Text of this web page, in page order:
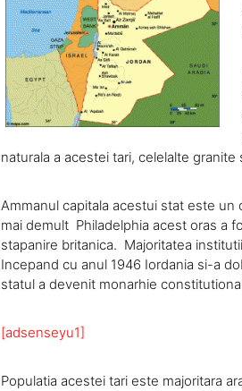
naturala a acestei tari, celelalte
Ammanul capitala acestui stat este
mai demult Philadelphia acest oras a
stapanire britanica. Majoritatea
Incepand cu anul 1946 Iordania si-a
statul a devenit monarhie
[adsenseyu1]
Populatia acestei tari este majoritara